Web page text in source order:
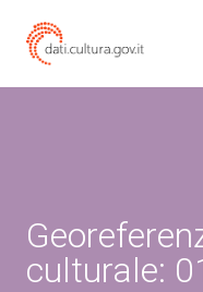
culturale: